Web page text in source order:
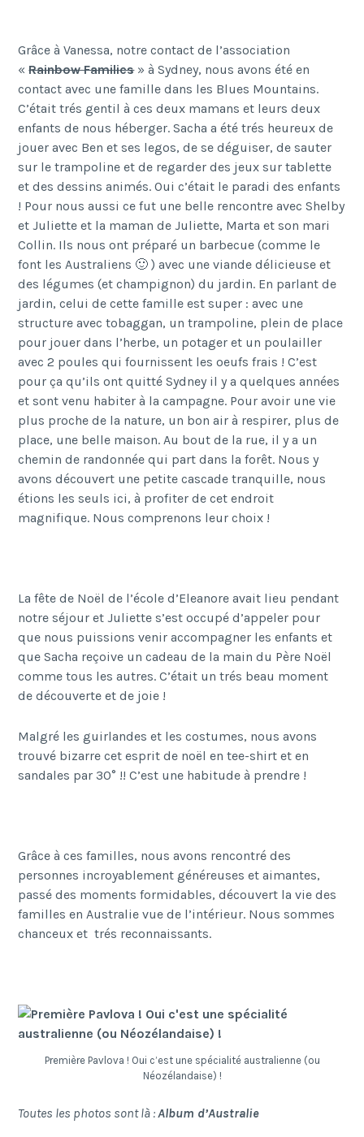
Grâce à Vanessa, notre contact de l’association
«Rainbow Families» à Sydney, nous avons été en
contact avec une famille dans les Blues Mountains.
C’était trés gentil à ces deux mamans et leurs deux
enfants de nous héberger. Sacha a été trés heureux de
jouer avec Ben et ses legos, de se déguiser, de sauter
sur le trampoline et de regarder des jeux sur tablette
et des dessins animés. Oui c’était le paradi des enfants
! Pour nous aussi ce fut une belle rencontre avec Shelby
et Juliette et la maman de Juliette, Marta et son mari
Collin. Ils nous ont préparé un barbecue (comme le
font les Australiens 🙂 ) avec une viande délicieuse et
des légumes (et champignon) du jardin. En parlant de
jardin, celui de cette famille est super : avec une
structure avec tobaggan, un trampoline, plein de place
pour jouer dans l’herbe, un potager et un poulailler
avec 2 poules qui fournissent les oeufs frais ! C’est
pour ça qu’ils ont quitté Sydney il y a quelques années
et sont venu habiter à la campagne. Pour avoir une vie
plus proche de la nature, un bon air à respirer, plus de
place, une belle maison. Au bout de la rue, il y a un
chemin de randonnée qui part dans la forêt. Nous y
avons découvert une petite cascade tranquille, nous
étions les seuls ici, à profiter de cet endroit
magnifique. Nous comprenons leur choix !
La fête de Noël de l’école d’Eleanore avait lieu pendant
notre séjour et Juliette s’est occupé d’appeler pour
que nous puissions venir accompagner les enfants et
que Sacha reçoive un cadeau de la main du Père Noël
comme tous les autres. C’était un trés beau moment
de découverte et de joie !
Malgré les guirlandes et les costumes, nous avons
trouvé bizarre cet esprit de noël en tee-shirt et en
sandales par 30° !! C’est une habitude à prendre !
Grâce à ces familles, nous avons rencontré des
personnes incroyablement généreuses et aimantes,
passé des moments formidables, découvert la vie des
familles en Australie vue de l’intérieur. Nous sommes
chanceux et trés reconnaissants.
Première Pavlova ! Oui c’est une spécialité australienne (ou
Néozélandaise) !
Toutes les photos sont là :Album d’Australie